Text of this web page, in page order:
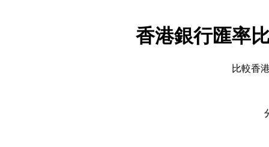
香港銀行匯率
比較香